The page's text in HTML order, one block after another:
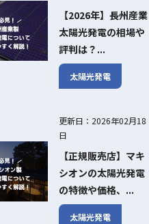
【2026年】長州産業
太陽光発電の相場や
評判は？...
太陽光発電
更新日：2026年02月18
日
【正規販売店】マキ
シオンの太陽光発電
の特徴や価格、...
太陽光発電